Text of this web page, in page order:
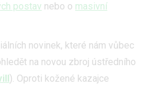
postav nebo o masivní
novinek, které nám vůbec
na novou zbroj ústředního
). Oproti kožené kazajce